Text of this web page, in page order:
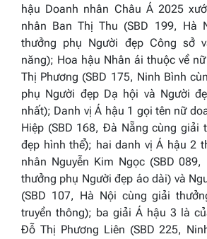
hậu Doanh nhân Châu Á 2025
nhân Ban Thị Thu (SBD 199, Hà
thưởng phụ Người đẹp Công sở
năng); Hoa hậu Nhân ái thuộc về
Thị Phương (SBD 175, Ninh Bình
phụ Người đẹp Dạ hội và Người
nhất); Danh vị Á hậu 1 gọi tên nữ
Hiệp (SBD 168, Đà Nẵng cùng giải
đẹp hình thể); hai danh vị Á hậu 2
nhân Nguyễn Kim Ngọc (SBD
thưởng phụ Người đẹp áo dài) và
(SBD 107, Hà Nội cùng giải
truyền thông); ba giải Á hậu 3 là
Đỗ Thị Phương Liên (SBD 225,